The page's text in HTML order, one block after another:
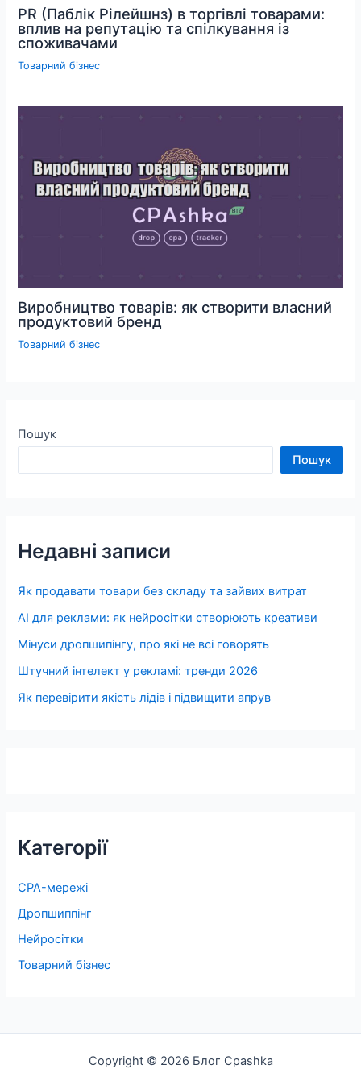
PR (Паблік Рілейшнз) в торгівлі товарами:
вплив на репутацію та спілкування із
споживачами
Товарний бізнес
Виробництво товарів: як створити власний
продуктовий бренд
Товарний бізнес
Пошук
Пошук
Недавні записи
Як продавати товари без складу та зайвих витрат
AI для реклами: як нейросітки створюють креативи
Мінуси дропшипінгу, про які не всі говорять
Штучний інтелект у рекламі: тренди 2026
Як перевірити якість лідів і підвищити апрув
Категорії
CPA-мережі
Дропшиппінг
Нейросітки
Товарний бізнес
Copyright © 2026 Блог Cpashka